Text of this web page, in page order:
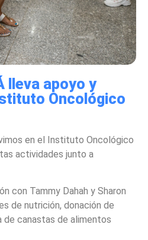
lleva apoyo y
Oncológico
en el Instituto Oncológico
actividades junto a
con Tammy Dahah y Sharon
de nutrición, donación de
de canastas de alimentos